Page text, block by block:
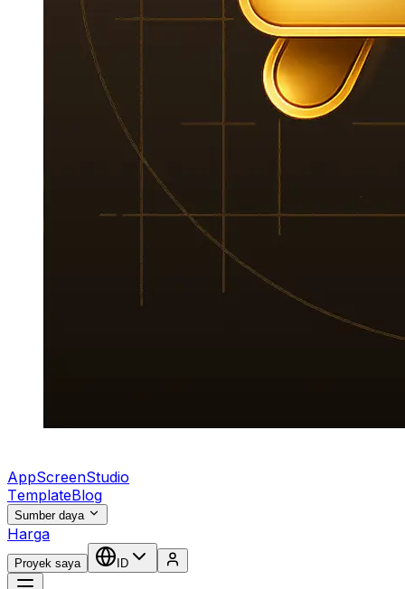
AppScreenStudio
TemplateBlog
Sumber daya
Harga
Proyek saya ID